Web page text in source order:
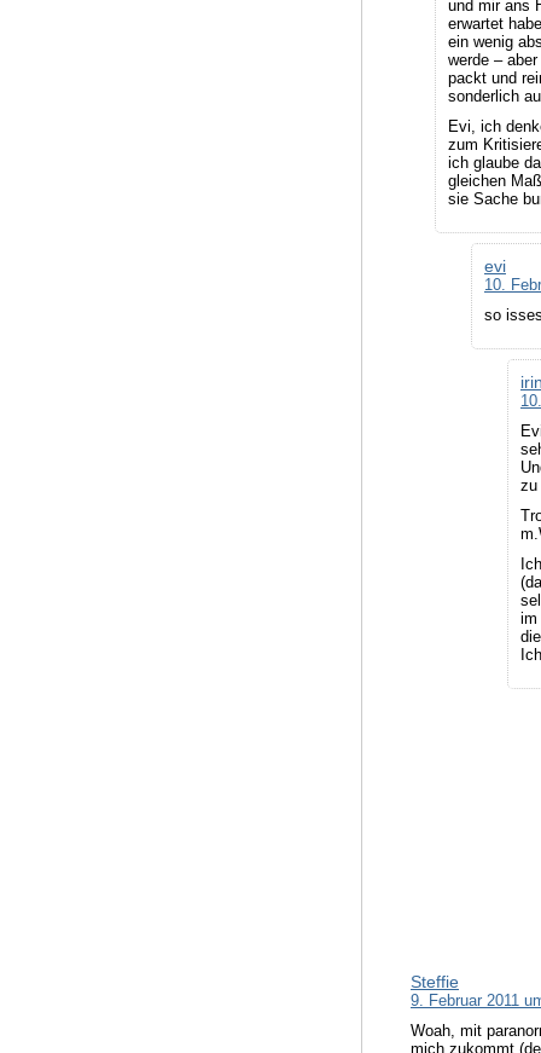
und mir ans
erwartet
ein wenig
werde –
packt und
sonderlich
Evi, ich
zum
ich glaube
gleichen
sie Sache
evi
10.
so
zu
im
Steffie
9. Februar 2011
Woah, mit
mich zukommt